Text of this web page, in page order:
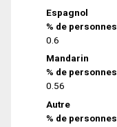
Espagnol
% de personnes
0.6
Mandarin
% de personnes
0.56
Autre
% de personnes